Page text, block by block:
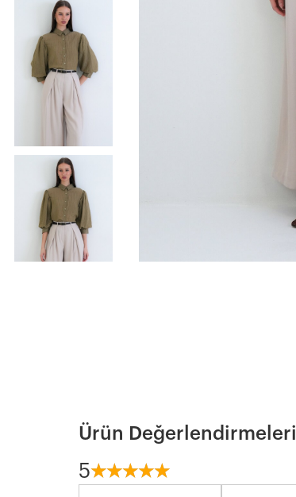
Ürün Değerlendirmeleri
5☆☆☆☆☆
★★★★★